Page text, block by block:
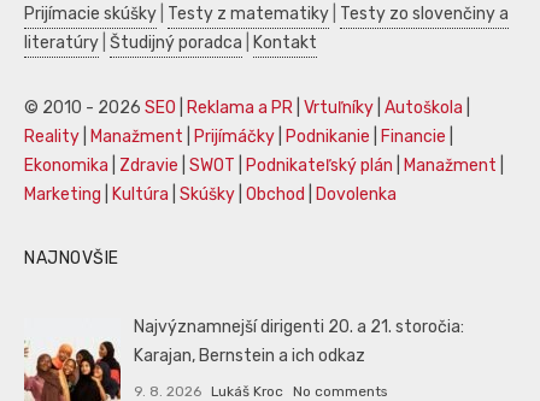
Prijímacie skúšky Testy z matematiky Testy zo slovenčiny a
literatúry Študijný poradca Kontakt
© 2010 - 2026 SEO Reklama a PR Vrtuľníky Autoškola
Reality
Manažment Prijímáčky Podnikanie Financie
Ekonomika
Zdravie SWOT Podnikateľský plán Manažment
Marketing
Kultúra Skúšky Obchod Dovolenka
NAJNOVŠIE
Najvýznamnejší dirigenti 20. a 21. storočia:
Karajan, Bernstein a ich odkaz
9. 8. 2026 Lukáš Kroc No comments